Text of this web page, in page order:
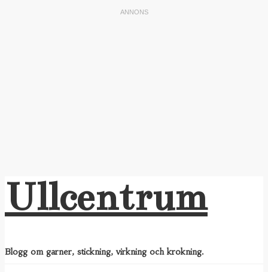
Ullcentrum
Blogg om garner, stickning, virkning och krokning.